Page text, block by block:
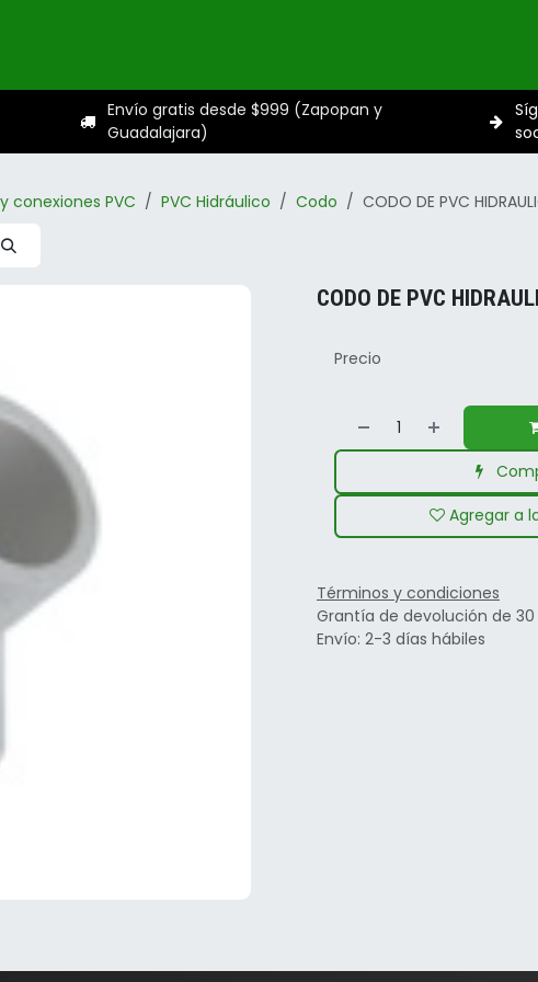
Envío gratis desde $999 (Zapopan y
Guadalajara)
conexiones PVC PVC Hidráulico Codo CODO DE PVC
CODO DE PVC
Agregar a
Precio
Términos y condiciones
Grantía de devolución de 30
Envío: 2-3 días hábiles